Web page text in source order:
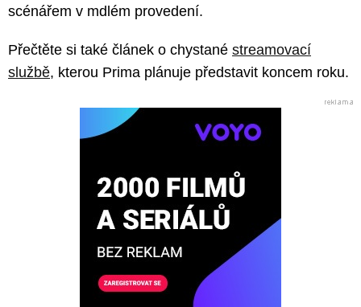
scénářem v mdlém provedení.
Přečtěte si také článek o chystané streamovací
službě, kterou Prima plánuje představit koncem roku.